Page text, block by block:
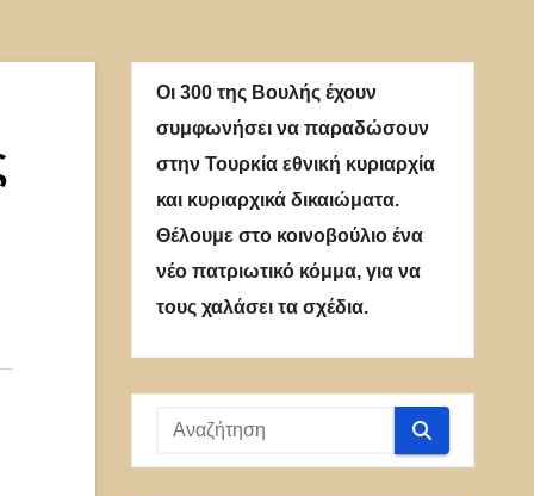
Οι 300 της Βουλής έχουν
συμφωνήσει να παραδώσουν
στην Τουρκία εθνική κυριαρχία
και κυριαρχικά δικαιώματα.
Θέλουμε στο κοινοβούλιο ένα
νέο πατριωτικό κόμμα, για να
τους χαλάσει τα σχέδια.